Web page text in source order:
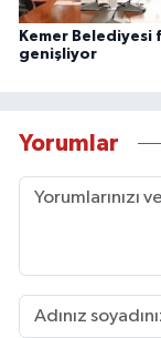
Kemer Belediyesi
genişliyor
Yorumlar